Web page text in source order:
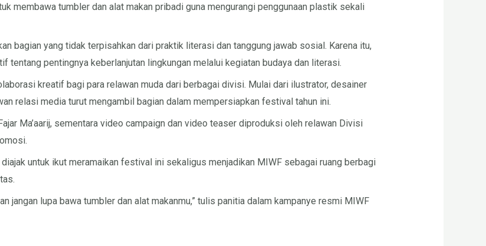
membawa tumbler dan alat makan pribadi guna mengurangi penggunaan plastik sekali
bagian yang tidak terpisahkan dari praktik literasi dan tanggung jawab sosial. Karena itu,
tentang pentingnya keberlanjutan lingkungan melalui kegiatan budaya dan literasi.
kreatif bagi para relawan muda dari berbagai divisi. Mulai dari ilustrator, desainer
relasi media turut mengambil bagian dalam mempersiapkan festival tahun ini.
Ma’aarij, sementara video campaign dan video teaser diproduksi oleh relawan Divisi
untuk ikut meramaikan festival ini sekaligus menjadikan MIWF sebagai ruang berbagi
jangan lupa bawa tumbler dan alat makanmu,” tulis panitia dalam kampanye resmi MIWF